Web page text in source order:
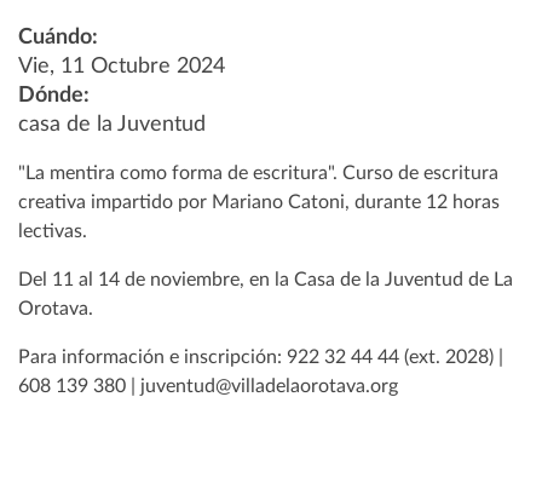
Cuándo:
Vie, 11 Octubre 2024
Dónde:
casa de la Juventud
"La mentira como forma de escritura". Curso de escritura
creativa impartido por Mariano Catoni, durante 12 horas
lectivas.
Del 11 al 14 de noviembre, en la Casa de la Juventud de La
Orotava.
Para información e inscripción: 922 32 44 44 (ext. 2028) |
608 139 380 | juventud@villadelaorotava.org